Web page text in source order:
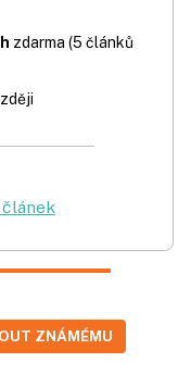
zdarma (5 článků
ZNÁMÉMU